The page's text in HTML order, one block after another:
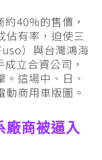
40%的售價，
佔有率，迫使三
）與台灣鴻海
立合資公司，
這場中、日、
商用車版圖。
廠商被逼入